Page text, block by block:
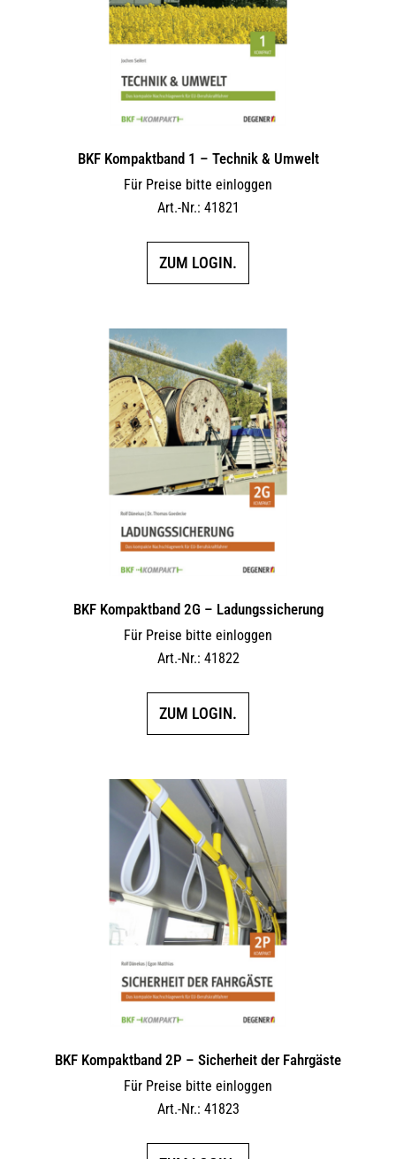
BKF Kompaktband 1 – Technik & Umwelt
Für Preise bitte einloggen
Art.-Nr.: 41821
ZUM LOGIN.
BKF Kompaktband 2G – Ladungs­sicherung
Für Preise bitte einloggen
Art.-Nr.: 41822
ZUM LOGIN.
BKF Kompaktband 2P – Sicherheit der Fahrgäste
Für Preise bitte einloggen
Art.-Nr.: 41823